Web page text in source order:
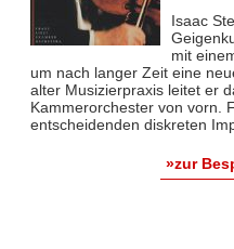
Isaac
mit
um nach langer Zeit eine
alter Musizierpraxis leitet er
Kammerorchester von vorn.
entscheidenden diskreten
»zur